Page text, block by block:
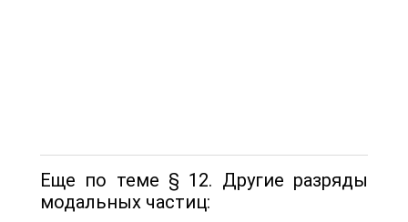
Еще по теме § 12. Другие разряды
модальных частиц: